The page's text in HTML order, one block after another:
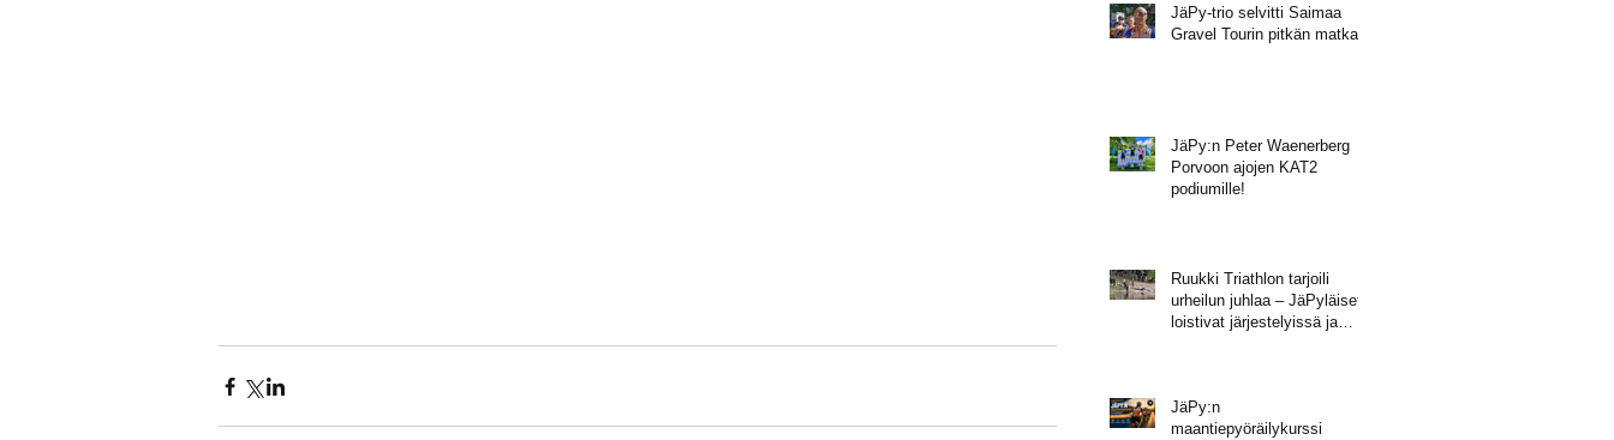
JäPy-trio selvitti Saimaa
Gravel Tourin pitkän matkan
JäPy:n Peter Waenerberg
Porvoon ajojen KAT2
podiumille!
Ruukki Triathlon tarjoili
urheilun juhlaa – JäPyläiset
loistivat järjestelyissä ja
JäPy:n
maantiepyöräilykurssi